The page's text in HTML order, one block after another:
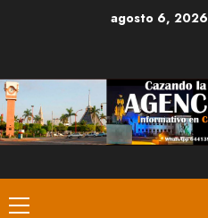
agosto 6, 2026
Menú